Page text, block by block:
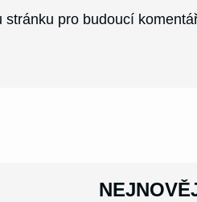
pro budoucí